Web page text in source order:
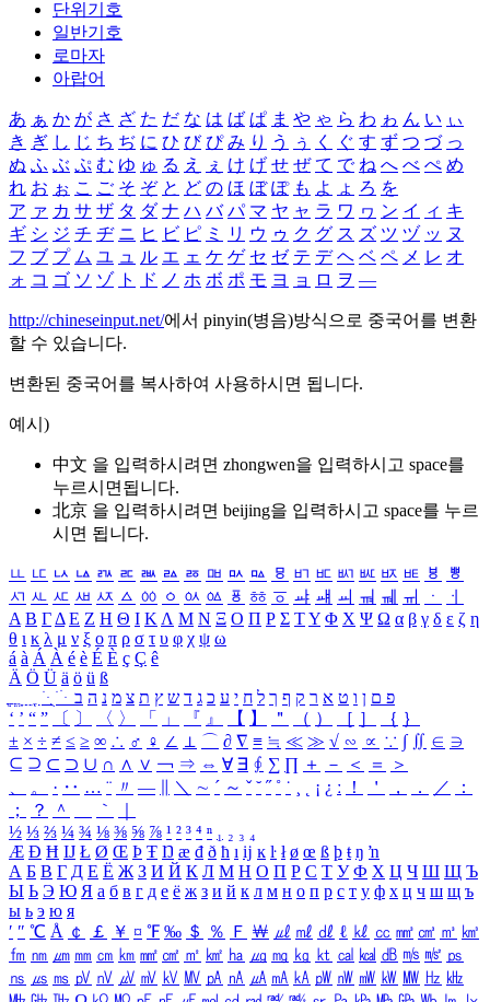
단위기호
일반기호
로마자
아랍어
あ ぁ か が さ ざ た だ な は ば ぱ ま や ゃ ら わ ゎ ん い ぃ
き ぎ し じ ち ぢ に ひ び ぴ み り う ぅ く ぐ す ず つ づ っ
ぬ ふ ぶ ぷ む ゆ ゅ る え ぇ け げ せ ぜ て で ね へ べ ぺ め
れ お ぉ こ ご そ ぞ と ど の ほ ぼ ぽ も よ ょ ろ を
ア ァ カ サ ザ タ ダ ナ ハ バ パ マ ヤ ャ ラ ワ ヮ ン イ ィ キ
ギ シ ジ チ ヂ ニ ヒ ビ ピ ミ リ ウ ゥ ク グ ス ズ ツ ヅ ッ ヌ
フ ブ プ ム ユ ュ ル エ ェ ケ ゲ セ ゼ テ デ ヘ ベ ペ メ レ オ
ォ コ ゴ ソ ゾ ト ド ノ ホ ボ ポ モ ヨ ョ ロ ヲ ―
http://chineseinput.net/에서 pinyin(병음)방식으로 중국어를 변환
할 수 있습니다.
변환된 중국어를 복사하여 사용하시면 됩니다.
예시)
中文 을 입력하시려면 zhongwen을 입력하시고 space를
누르시면됩니다.
北京 을 입력하시려면 beijing을 입력하시고 space를 누르
시면 됩니다.
ㅥ ㅦ ㅧ ㅨ ㅩ ㅪ ㅫ ㅬ ㅭ ㅮ ㅯ ㅰ ㅱ ㅲ ㅳ ㅴ ㅵ ㅶ ㅷ ㅸ
ㅹ
ㅺ ㅻ ㅼ ㅽ ㅾ ㅿ ㆀ ㆁ ㆂ ㆃ ㆄ ㆅ ㆆ ㆇ ㆈ ㆉ ㆊ ㆋ ㆌ ㆍ
ㆎ
Α Β ΓΔ Ε Ζ Η Θ Ι ΚΛ Μ Ν Ξ Ο Π Ρ Σ ΤΥ Φ Χ Ψ Ω α β γ δ ε ζ η
θ ι κ λ μ ν ξ ο π ρ σ τ υ φ χ ψ ω
á à Á À é è É È ç Ç ê
Ä Ö Ü ä ö ü ß
ִֶֹ ֻּ ׁׂ פ ם ן ו ט א ר ק ף ך ל ח י ע כ ג ד ש ץ ת צ מ נ ה ב
‘ ’ “ ” 〔 〕 〈 〉 「 」 『 』 【 】 ＂ （ ） ［ ］ ｛ ｝
± × ÷ ≠ ≤ ≥ ∞ ∴ ♂ ♀ ∠ ⊥ ⌒ ∂ ∇ ≡ ≒ ≪ ≫ √ ∽ ∝ ∵ ∫ ∬ ∈ ∋
⊆ ⊇ ⊂ ⊃ ∪ ∩ ∧ ∨ ￢ ⇒ ⇔ ∀ ∃ ∮ ∑ ∏ ＋ － ＜ ＝
＞
、
。 · ‥ … ¨ 〃 ― ＼ ∼ ´ ～ ˇ ˘ ˝ ˚ ˙ ¸ ¡ ¿ ː ！ ＇ ， ． ／
：
；
？ ＾ ｀
½ ⅓ ⅔ ¼ ¾ ⅛ ⅜ ⅝ ⅞ ¹ ² ³ ⁴ ⁿ ₁ ₂ ₃ ₄
Æ Ð Ħ Ĳ Ł Ø Œ Þ Ŧ Ŋ æ đ ð ħ ı ĳ ĸ ŀ ł ø œ ß þ ŧ ŋ ŉ
А Б В Г Д Е Ё Ж З И Й К Л М Н О П Р С Т У Ф Х Ц Ч Ш Щ Ъ
Ы Ь Э Ю Я а б в г д е ё ж з и й к л м н о п р с т у ф х ц ч ш щ ъ
ы ь э ю я
′ ″ ℃ Å ￠ ￡ ￥ ¤ ℉ ‰ ＄ ％ Ｆ ￦ ㎕ ㎖ ㎗ ℓ ㎘ ㏄ ㎣ ㎤ ㎥ ㎦
㎙ ㎚ ㎛ ㎜ ㎝ ㎞ ㎟ ㎠ ㎡ ㎢ ㏊ ㎍ ㎎ ㎏ ㏏ ㎈ ㎉ ㏈ ㎧ ㎨ ㎰
㎱ ㎲ ㎳ ㎴ ㎵ ㎶ ㎷ ㎸ ㎹ ㎀ ㎁ ㎂ ㎃ ㎄ ㎺ ㎻ ㎽ ㎾ ㎿ ㎐ ㎑